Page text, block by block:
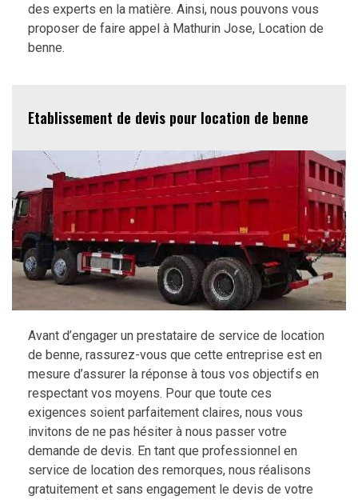
des experts en la matière. Ainsi, nous pouvons vous
proposer de faire appel à Mathurin Jose, Location de
benne.
Etablissement de devis pour location de benne
Avant d’engager un prestataire de service de location
de benne, rassurez-vous que cette entreprise est en
mesure d’assurer la réponse à tous vos objectifs en
respectant vos moyens. Pour que toute ces
exigences soient parfaitement claires, nous vous
invitons de ne pas hésiter à nous passer votre
demande de devis. En tant que professionnel en
service de location des remorques, nous réalisons
gratuitement et sans engagement le devis de votre